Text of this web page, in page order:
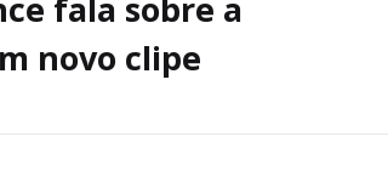
fala sobre a
novo clipe